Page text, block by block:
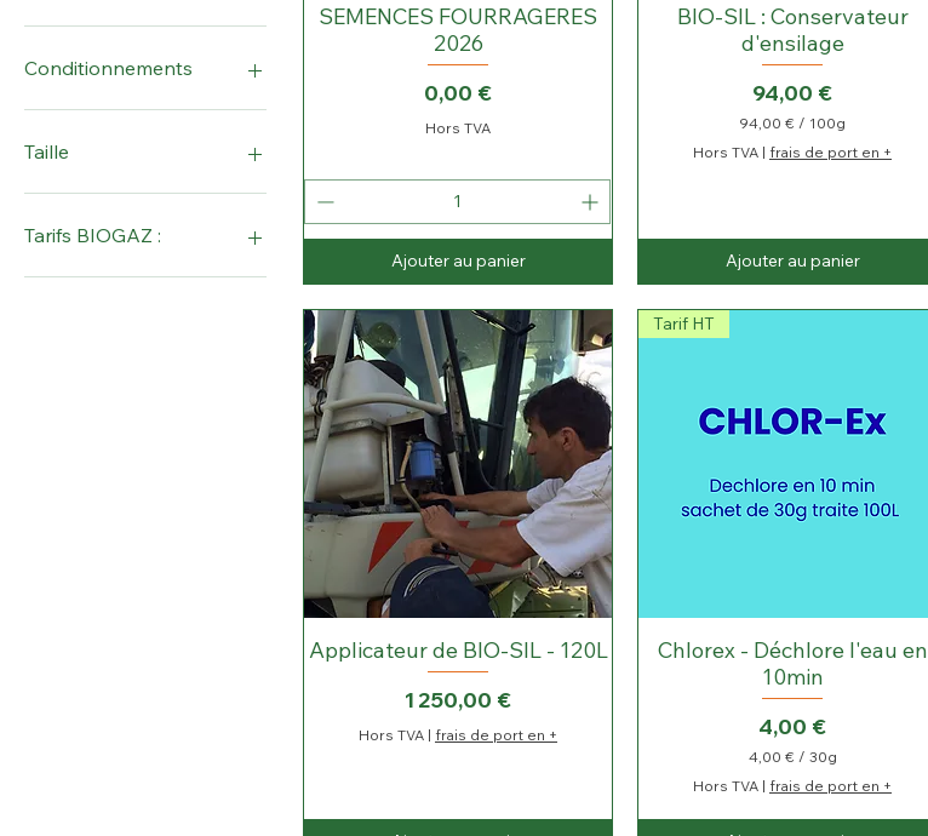
Conditionnements
1 sachet de 30g
100g
Taille
120L
Tarifs BIOGAZ :
tarif moins de 40 sachets
SEMENCES FOURRAGERES
2026
Prix
0,00 €
Hors TVA
Ajouter au panier
BIO-SIL : Conservateur
d'ensilage
Prix
94,00 €
94,00 € / 100g
4
€
r
r
a
e
s
Hors TVA | frais de port en +
Ajouter au panier
Applicateur de BIO-SIL - 120L
Prix
1 250,00 €
Hors TVA | frais de port en +
Tarif HT
Chlorex - Déchlore l'eau en
10min
Prix
4,00 €
4,00 € / 30g
,
Hors TVA | frais de port en +